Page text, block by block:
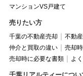
マンションVS戸建て
売りたい方
千葉の不動産売却 不動
仲介と買取の違い
売却
売却時に必要な書類
よ